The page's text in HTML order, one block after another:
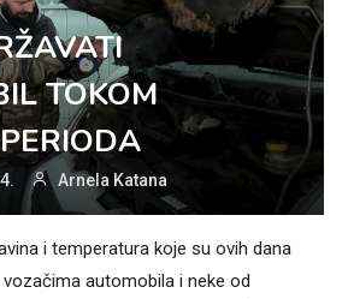
TOKOM
Arnela Katana
i temperatura koje su ovih dana
automobila i neke od